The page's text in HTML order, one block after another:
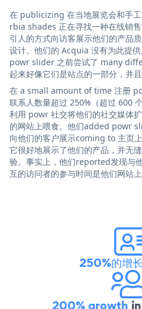
在 publicizing 在当地展览会和手工
rbia shades 正在寻找一种在线销
引人的方式向访客展示他们的产品
设计。他们的 Acquia 没有为此提
powr slider 之前尝试了 many
起来好像它们是站点的一部分，并且
在 a small amount of time 注册
联系人数量超过 250%（超过 600
利用 powr 社交将他们的社交媒体
的网站上喂食。他们added powr
向他们的客户展示coming to 主页
它很好地展示了他们的产品，并无
验。事实上，他们reported发现与
互的访问者的参与时间是他们网站
250%的增长
200% growth